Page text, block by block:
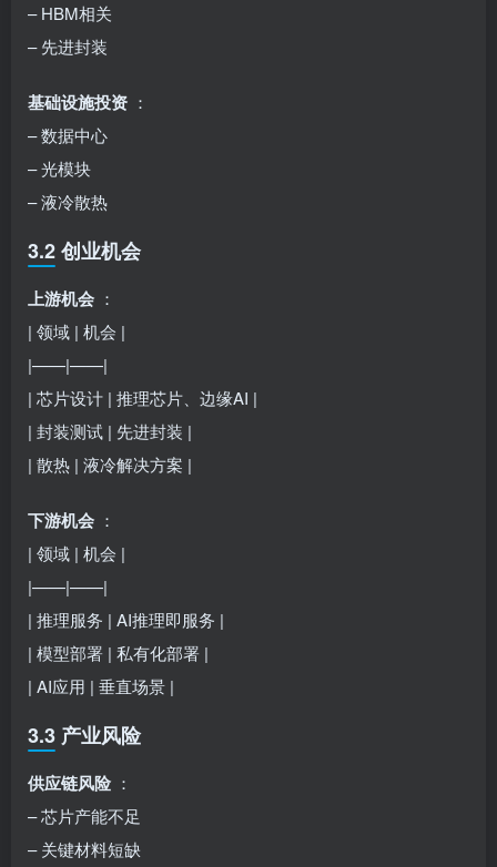
– HBM相关
– 先进封装
基础设施投资 ：
– 数据中心
– 光模块
– 液冷散热
3.2 创业机会
上游机会 ：
| 领域 | 机会 |
|——|——|
| 芯片设计 | 推理芯片、边缘AI |
| 封装测试 | 先进封装 |
| 散热 | 液冷解决方案 |
下游机会 ：
| 领域 | 机会 |
|——|——|
| 推理服务 | AI推理即服务 |
| 模型部署 | 私有化部署 |
| AI应用 | 垂直场景 |
3.3 产业风险
供应链风险 ：
– 芯片产能不足
– 关键材料短缺